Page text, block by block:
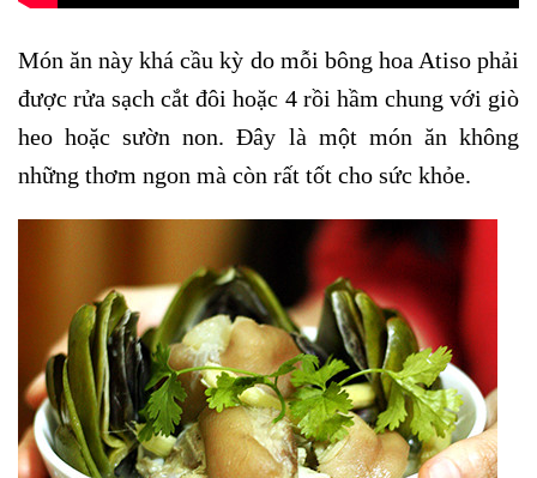
Món ăn này khá cầu kỳ do mỗi bông hoa Atiso phải
được rửa sạch cắt đôi hoặc 4 rồi hầm chung với giò
heo hoặc sườn non. Đây là một món ăn không
những thơm ngon mà còn rất tốt cho sức khỏe.